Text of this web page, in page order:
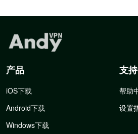
产品
iOS下载
Android下载
Windows下载
支持
帮助
设置